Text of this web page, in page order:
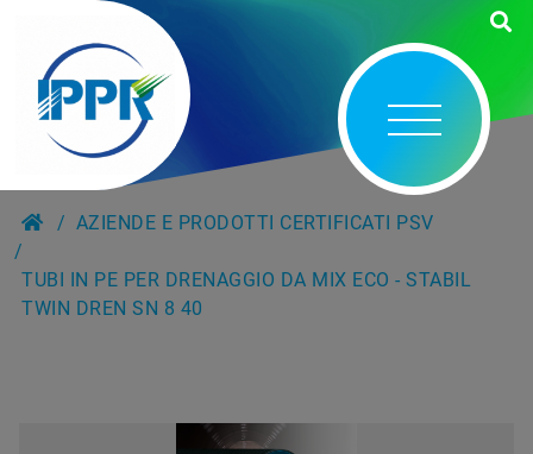
AZIENDE E PRODOTTI CERTIFICATI PSV
TUBI IN PE PER DRENAGGIO DA MIX ECO - STABIL
TWIN DREN SN 8 40